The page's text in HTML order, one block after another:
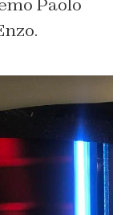
Paolo